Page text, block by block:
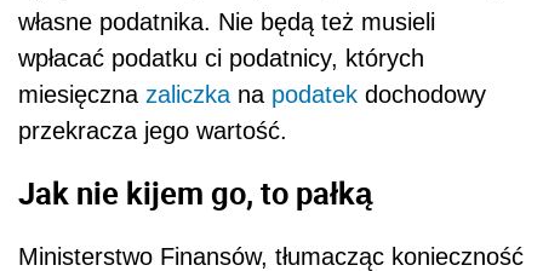
własne podatnika. Nie będą też musieli
wpłacać podatku ci podatnicy, których
miesięczna zaliczka na podatek dochodowy
przekracza jego wartość.
Jak nie kijem go, to pałką
Ministerstwo Finansów, tłumacząc konieczność